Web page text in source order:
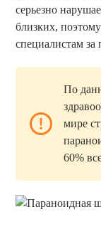
серьезно
близких,
специалистам
По
мире
60%